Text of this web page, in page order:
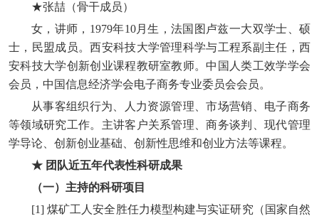
★张喆（骨干成员）
女，讲师，1979年10月生，法国图卢兹一大双学士、硕
士，民盟成员。西安科技大学管理科学与工程系副主任，西
安科技大学创新创业课程教研室教师。中国人类工效学学会
会员，中国信息经济学会电子商务专业委员会会员。
从事客组织行为、人力资源管理、市场营销、电子商务
等领域研究工作。主讲客户关系管理、商务谈判、现代管理
学导论、创新创业基础、创新性思维和创业方法等课程。
★ 团队近五年代表性科研成果
（一）主持的科研项目
[1] 煤矿工人安全胜任力模型构建与实证研究（国家自然